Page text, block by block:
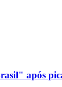
após